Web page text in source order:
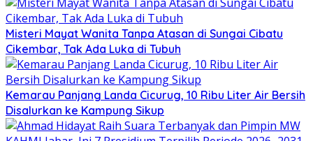
Misteri Mayat Wanita Tanpa Atasan di Sungai Cibatu
Cikembar, Tak Ada Luka di Tubuh
Kemarau Panjang Landa Cicurug, 10 Ribu Liter Air Bersih
Disalurkan ke Kampung Sikup